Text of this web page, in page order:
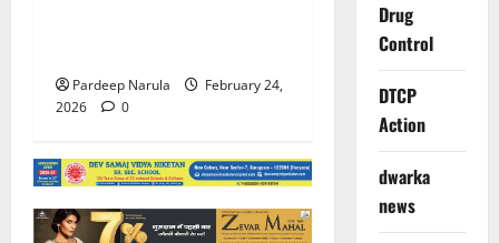
Pardeep Narula
February 24,
2026
0
Drug
Control
DTCP
Action
dwarka
news